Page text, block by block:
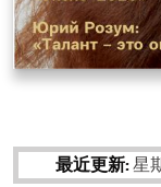
最近更新:星